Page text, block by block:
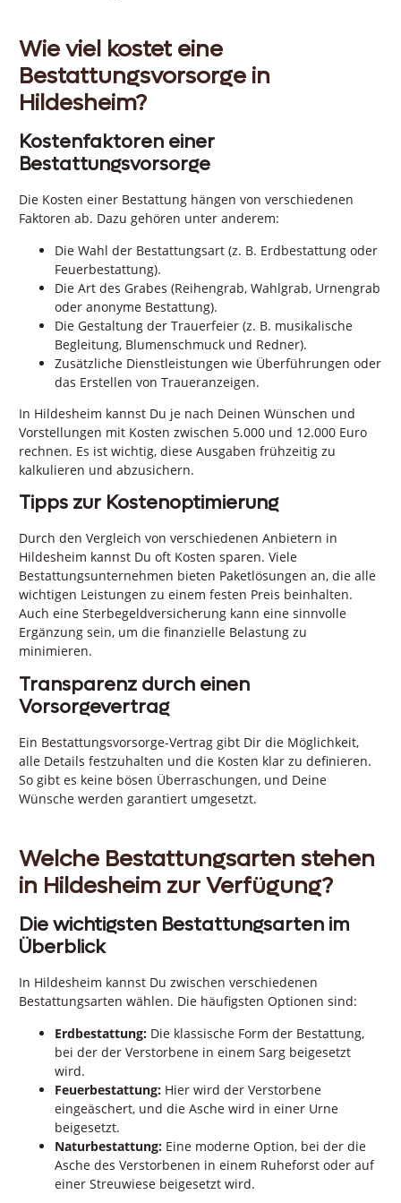
Wie viel kostet eine
Bestattungsvorsorge in
Hildesheim?
Kostenfaktoren einer
Bestattungsvorsorge
Die Kosten einer Bestattung hängen von verschiedenen
Faktoren ab. Dazu gehören unter anderem:
Die Wahl der Bestattungsart (z. B. Erdbestattung oder
Feuerbestattung).
Die Art des Grabes (Reihengrab, Wahlgrab, Urnengrab
oder anonyme Bestattung).
Die Gestaltung der Trauerfeier (z. B. musikalische
Begleitung, Blumenschmuck und Redner).
Zusätzliche Dienstleistungen wie Überführungen oder
das Erstellen von Traueranzeigen.
In Hildesheim kannst Du je nach Deinen Wünschen und
Vorstellungen mit Kosten zwischen 5.000 und 12.000 Euro
rechnen. Es ist wichtig, diese Ausgaben frühzeitig zu
kalkulieren und abzusichern.
Tipps zur Kostenoptimierung
Durch den Vergleich von verschiedenen Anbietern in
Hildesheim kannst Du oft Kosten sparen. Viele
Bestattungsunternehmen bieten Paketlösungen an, die alle
wichtigen Leistungen zu einem festen Preis beinhalten.
Auch eine Sterbegeldversicherung kann eine sinnvolle
Ergänzung sein, um die finanzielle Belastung zu
minimieren.
Transparenz durch einen
Vorsorgevertrag
Ein Bestattungsvorsorge-Vertrag gibt Dir die Möglichkeit,
alle Details festzuhalten und die Kosten klar zu definieren.
So gibt es keine bösen Überraschungen, und Deine
Wünsche werden garantiert umgesetzt.
Welche Bestattungsarten stehen
in Hildesheim zur Verfügung?
Die wichtigsten Bestattungsarten im
Überblick
In Hildesheim kannst Du zwischen verschiedenen
Bestattungsarten wählen. Die häufigsten Optionen sind:
Erdbestattung: Die klassische Form der Bestattung,
bei der der Verstorbene in einem Sarg beigesetzt
wird.
Feuerbestattung: Hier wird der Verstorbene
eingeäschert, und die Asche wird in einer Urne
beigesetzt.
Naturbestattung: Eine moderne Option, bei der die
Asche des Verstorbenen in einem Ruheforst oder auf
einer Streuwiese beigesetzt wird.